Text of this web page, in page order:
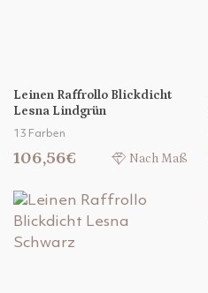
Leinen Raffrollo Blickdicht
Lesna Lindgrün
13 Farben
106,56€ Nach Maß